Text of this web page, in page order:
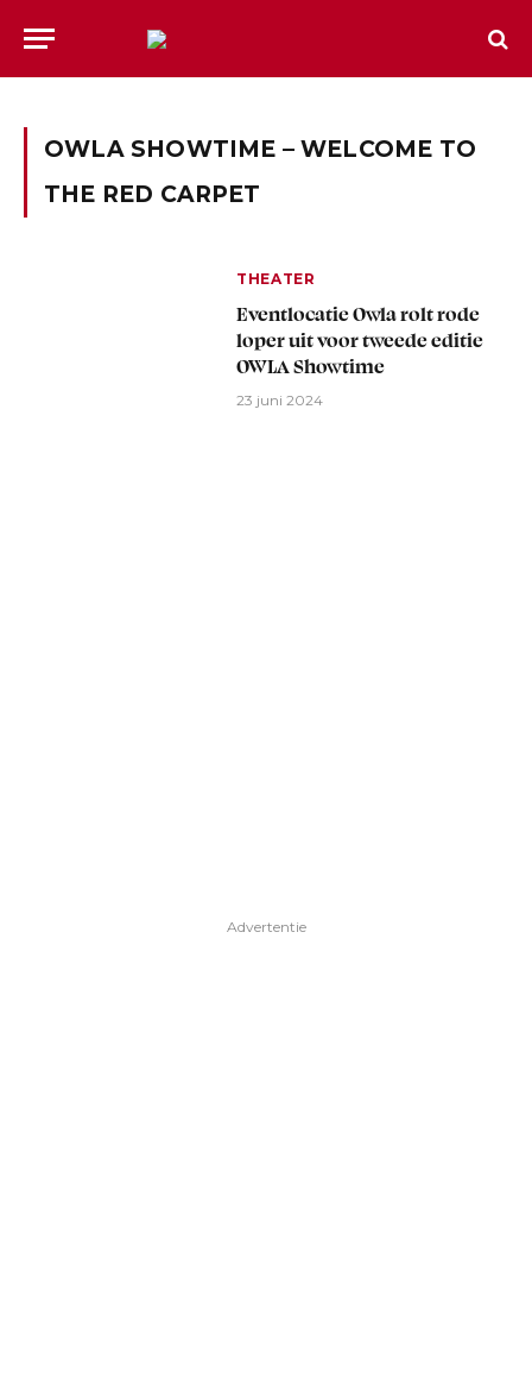
OWLA SHOWTIME – WELCOME TO
THE RED CARPET
THEATER
Eventlocatie Owla rolt rode
loper uit voor tweede editie
OWLA Showtime
23 juni 2024
Advertentie